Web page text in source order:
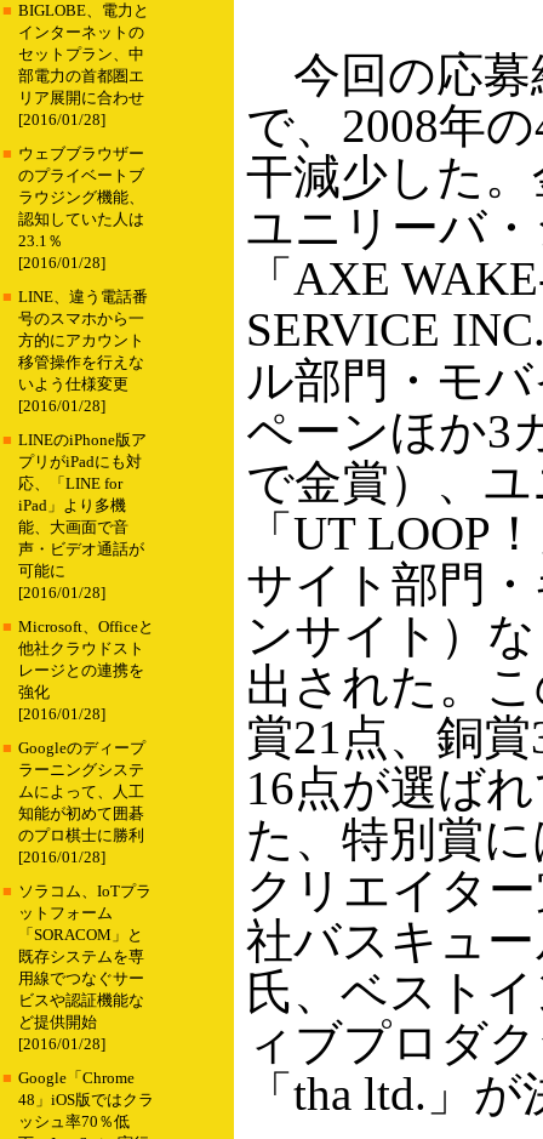
■ BIGLOBE、電力と
インターネットの
セットプラン、中
部電力の首都圏エ
リア展開に合わせ
[2016/01/28]
■ ウェブブラウザー
のプライベートブ
ラウジング機能、
認知していた人は
23.1％
[2016/01/28]
■ LINE、違う電話番
号のスマホから一
方的にアカウント
移管操作を行えな
いよう仕様変更
[2016/01/28]
■ LINEのiPhone版ア
プリがiPadにも対
応、「LINE for
iPad」より多機
能、大画面で音
声・ビデオ通話が
可能に
[2016/01/28]
■ Microsoft、Officeと
他社クラウドスト
レージとの連携を
強化
[2016/01/28]
■ Googleのディープ
ラーニングシステ
ムによって、人工
知能が初めて囲碁
のプロ棋士に勝利
[2016/01/28]
■ ソラコム、IoTプラ
ットフォーム
「SORACOM」と
既存システムを専
用線でつなぐサー
ビスや認証機能な
ど提供開始
[2016/01/28]
■ Google「Chrome
48」iOS版ではクラ
ッシュ率70％低
今回の応募
で、2008年
干減少した
ユニリーバ
「AXE
SERVICE
ル部門・モ
ペーンほか3
で金賞）、
「UT LOOP
サイト部門
ンサイト）
出された。
賞21点、銅
16点が選ば
た、特別賞
クリエイタ
社バスキュ
氏、ベスト
ィブプロダ
「tha ltd.」